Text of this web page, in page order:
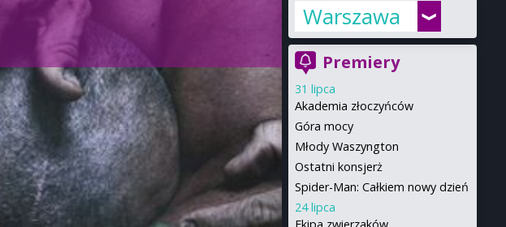
Warszawa
Premiery
31 lipca
Akademia złoczyńców
Góra mocy
Młody Waszyngton
Ostatni konsjerż
Spider-Man: Całkiem nowy dzień
24 lipca